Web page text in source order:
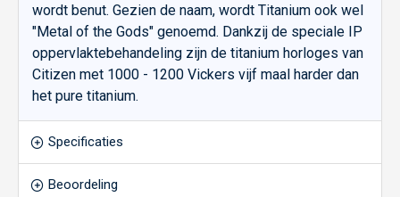
wordt benut. Gezien de naam, wordt Titanium ook wel
"Metal of the Gods" genoemd. Dankzij de speciale IP
oppervlaktebehandeling zijn de titanium horloges van
Citizen met 1000 - 1200 Vickers vijf maal harder dan
het pure titanium.
Specificaties
Beoordeling